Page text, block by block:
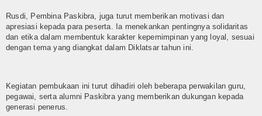
Zona Integritas(ZI)
Kampanye ZI
Tim Adiwiyata
Rusdi, Pembina Paskibra, juga turut memberikan motivasi dan
apresiasi kepada para peserta. Ia menekankan pentingnya solidaritas
dan etika dalam membentuk karakter kepemimpinan yang loyal, sesuai
dengan tema yang diangkat dalam Diklatsar tahun ini.
Kegiatan pembukaan ini turut dihadiri oleh beberapa perwakilan guru,
pegawai, serta alumni Paskibra yang memberikan dukungan kepada
generasi penerus.